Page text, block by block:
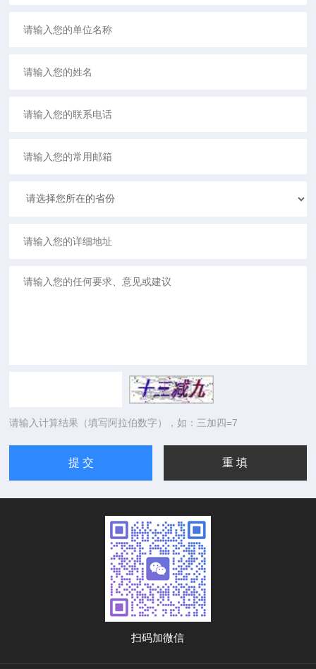
请输入计算结果（填写阿拉伯数字），如：三加四=7
扫码加微信